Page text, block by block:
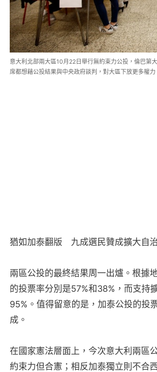
意大利北部兩大區10月22日舉行無約束力公投，倫巴第
席都想藉公投結果與中央政府談判，對大區下放更多權
猶如加泰翻版　九成選民贊成擴大自
兩區公投的最終結果周一出爐。根據
的投票率分別是57%和38%，而支持
95%。值得留意的是，加泰公投的投
成。
在國家憲法層面上，今次意大利兩區
約束力但合憲；相反加泰獨立則不合